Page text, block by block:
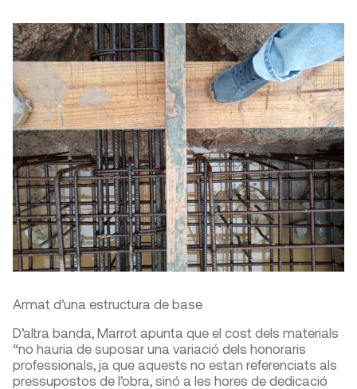
Armat d’una estructura de base
D’altra banda, Marrot apunta que el cost dels materials
“no hauria de suposar una variació dels honoraris
professionals, ja que aquests no estan referenciats als
pressupostos de l’obra, sinó a les hores de dedicació